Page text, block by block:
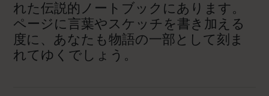
れた伝説的ノートブックにあります。
ページに言葉やスケッチを書き加える
度に、あなたも物語の一部として刻ま
れてゆくでしょう。